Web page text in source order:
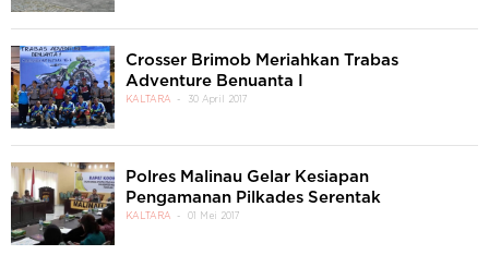
Crosser Brimob Meriahkan Trabas
Adventure Benuanta I
KALTARA 30 April 2017
Polres Malinau Gelar Kesiapan
Pengamanan Pilkades Serentak
KALTARA 01 Mei 2017